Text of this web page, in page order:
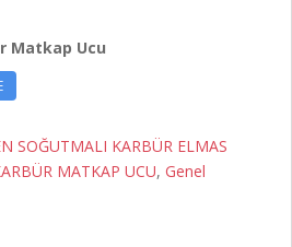
Matkap Ucu
SOĞUTMALI KARBÜR ELMAS
MATKAP UCU, Genel